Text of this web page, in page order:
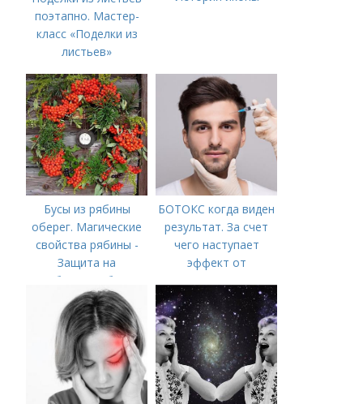
поэтапно. Мастер-
класс «Поделки из
листьев»
Бусы из рябины
оберег. Магические
свойства рябины -
Защита на
рябиновые бусы
БОТОКС когда виден
результат. За счет
чего наступает
эффект от